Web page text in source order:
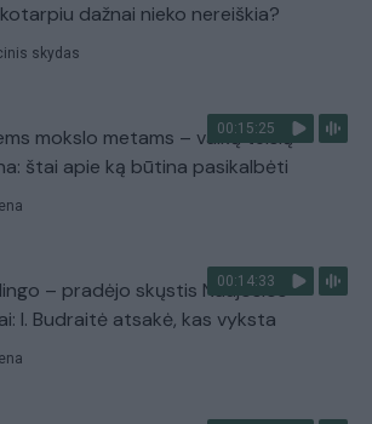
dažnai nieko nereiškia?
skydas
00:15:25
mokslo metams – vaikų teisių
štai apie ką būtina pasikalbėti
00:14:33
– pradėjo skųstis Naujosios
I. Budraitė atsakė, kas vyksta